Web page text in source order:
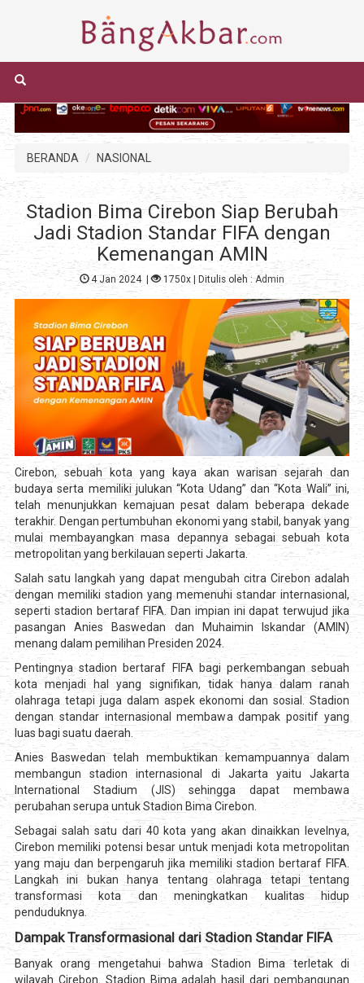
BERANDA NASIONAL
Stadion Bima Cirebon Siap Berubah
Jadi Stadion Standar FIFA dengan
Kemenangan AMIN
4 Jan 2024| 1750x | Ditulis oleh :Admin
Cirebon, sebuah kota yang kaya akan warisan sejarah dan
budaya serta memiliki julukan “Kota Udang” dan “Kota Wali” ini,
telah menunjukkan kemajuan pesat dalam beberapa dekade
terakhir. Dengan pertumbuhan ekonomi yang stabil, banyak yang
mulai membayangkan masa depannya sebagai sebuah kota
metropolitan yang berkilauan seperti Jakarta.
Salah satu langkah yang dapat mengubah citra Cirebon adalah
dengan memiliki stadion yang memenuhi standar internasional,
seperti stadion bertaraf FIFA. Dan impian ini dapat terwujud jika
pasangan Anies Baswedan dan Muhaimin Iskandar (AMIN)
menang dalam pemilihan Presiden 2024.
Pentingnya stadion bertaraf FIFA bagi perkembangan sebuah
kota menjadi hal yang signifikan, tidak hanya dalam ranah
olahraga tetapi juga dalam aspek ekonomi dan sosial. Stadion
dengan standar internasional membawa dampak positif yang
luas bagi suatu daerah.
Anies Baswedan telah membuktikan kemampuannya dalam
membangun stadion internasional di Jakarta yaitu Jakarta
International Stadium (JIS) sehingga dapat membawa
perubahan serupa untuk Stadion Bima Cirebon.
Sebagai salah satu dari 40 kota yang akan dinaikkan levelnya,
Cirebon memiliki potensi besar untuk menjadi kota metropolitan
yang maju dan berpengaruh jika memiliki stadion bertaraf FIFA.
Langkah ini bukan hanya tentang olahraga tetapi tentang
transformasi kota dan meningkatkan kualitas hidup
penduduknya.
Dampak Transformasional dari Stadion Standar FIFA
Banyak orang mengetahui bahwa Stadion Bima terletak di
wilayah Cirebon. Stadion Bima adalah hasil dari pembangunan